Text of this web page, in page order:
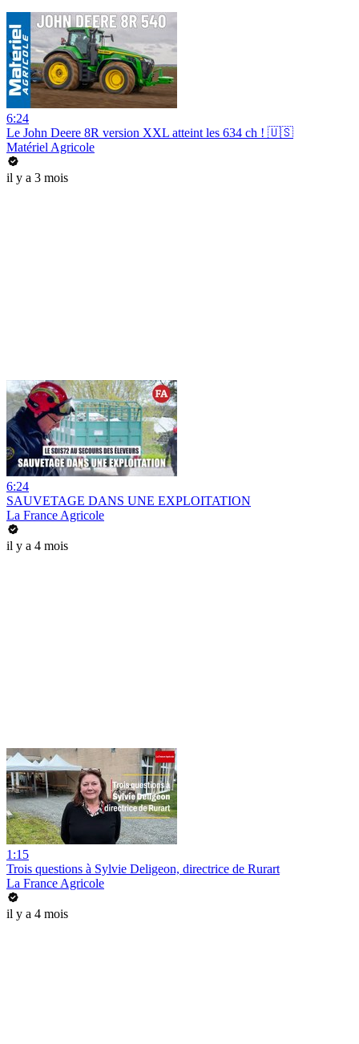
6:24
Le John Deere 8R version XXL atteint les 634 ch ! 🇺🇸
Matériel Agricole
il y a 3 mois
6:24
SAUVETAGE DANS UNE EXPLOITATION
La France Agricole
il y a 4 mois
1:15
Trois questions à Sylvie Deligeon, directrice de Rurart
La France Agricole
il y a 4 mois